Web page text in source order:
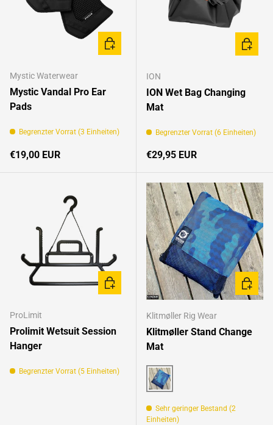
Mystic Waterwear
Mystic Vandal Pro Ear
Pads
Begrenzter Vorrat (3 Einheiten)
Normaler Preis
€19,00 EUR
IN DEN WARENKORB
ION
ION Wet Bag Changing
Mat
Begrenzter Vorrat (6 Einheiten)
Normaler Preis
€29,95 EUR
IN DEN
ProLimit
Prolimit Wetsuit Session
Hanger
Begrenzter Vorrat (5 Einheiten)
IN DEN WARENKORB
Klitmøller Rig Wear
Klitmøller Stand Change
Mat
Sehr geringer Bestand (2
Einheiten)